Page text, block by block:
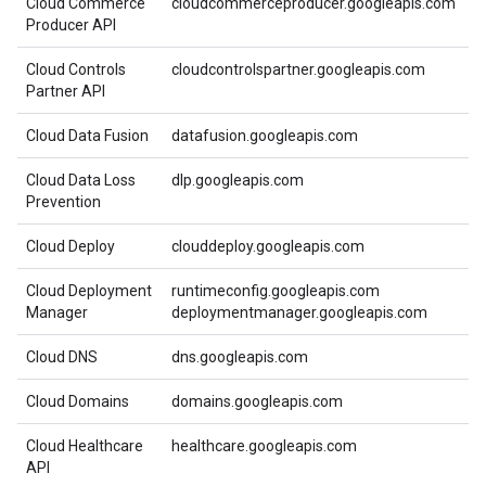
Producer API
Cloud Controls
Partner API
cloudcontrolspartner.googleapis.com
Cloud Data Fusion datafusion.googleapis.com
Cloud Data Loss
Prevention
dlp.googleapis.com
Cloud Deploy clouddeploy.googleapis.com
Cloud Deployment
Manager
runtimeconfig.googleapis.com
deploymentmanager.googleapis.com
Cloud DNS dns.googleapis.com
Cloud Domains domains.googleapis.com
Cloud Healthcare
API
healthcare.googleapis.com